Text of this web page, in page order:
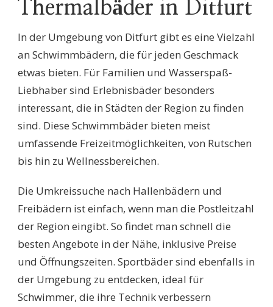
Thermalbäder in Ditfurt
In der Umgebung von Ditfurt gibt es eine Vielzahl
an Schwimmbädern, die für jeden Geschmack
etwas bieten. Für Familien und Wasserspaß-
Liebhaber sind Erlebnisbäder besonders
interessant, die in Städten der Region zu finden
sind. Diese Schwimmbäder bieten meist
umfassende Freizeitmöglichkeiten, von Rutschen
bis hin zu Wellnessbereichen.
Die Umkreissuche nach Hallenbädern und
Freibädern ist einfach, wenn man die Postleitzahl
der Region eingibt. So findet man schnell die
besten Angebote in der Nähe, inklusive Preise
und Öffnungszeiten. Sportbäder sind ebenfalls in
der Umgebung zu entdecken, ideal für
Schwimmer, die ihre Technik verbessern